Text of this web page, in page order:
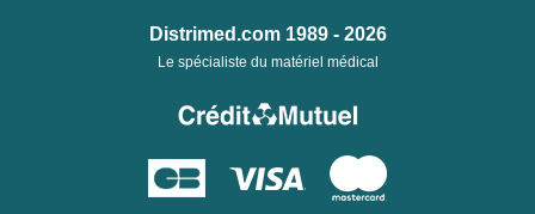
Distrimed.com 1989 - 2026
Le spécialiste du matériel médical